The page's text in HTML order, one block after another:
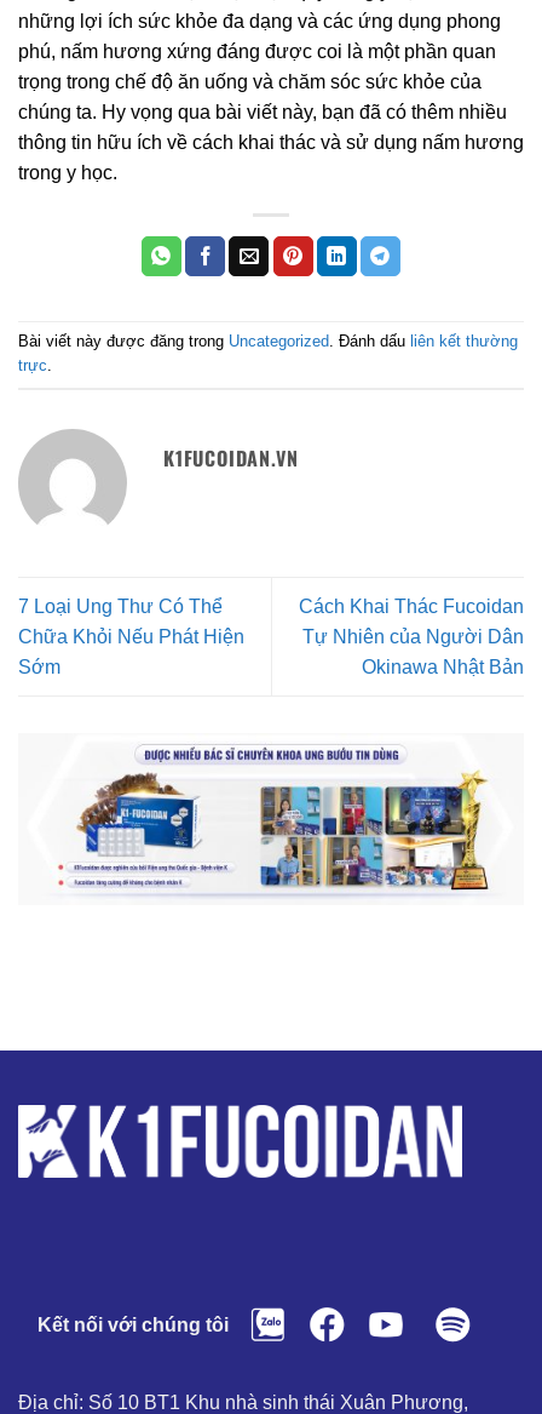
những lợi ích sức khỏe đa dạng và các ứng dụng phong
phú, nấm hương xứng đáng được coi là một phần quan
trọng trong chế độ ăn uống và chăm sóc sức khỏe của
chúng ta. Hy vọng qua bài viết này, bạn đã có thêm nhiều
thông tin hữu ích về cách khai thác và sử dụng nấm hương
trong y học.
Bài viết này được đăng trong Uncategorized. Đánh dấu liên kết thường
trực.
K1FUCOIDAN.VN
7 Loại Ung Thư Có Thể
Chữa Khỏi Nếu Phát Hiện
Sớm
Cách Khai Thác Fucoidan
Tự Nhiên của Người Dân
Okinawa Nhật Bản
Kết nối với chúng tôi
Địa chỉ: Số 10 BT1 Khu nhà sinh thái Xuân Phương,